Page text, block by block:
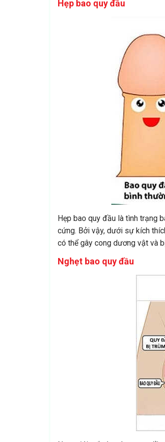
Hẹp bao quy đầu
Hẹp bao quy đầu là tình trạng
cứng. Bởi vậy, dưới sự kích
có thể gây cong dương vật và
Nghẹt bao quy đầu